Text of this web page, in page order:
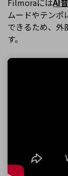
FilmoraにはAI
ムードやテンポ
できるため、外
す。